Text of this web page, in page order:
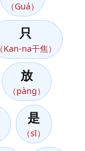
（Guá）
只
（Kan-na干焦）
放
（pàng）
是
（sī）